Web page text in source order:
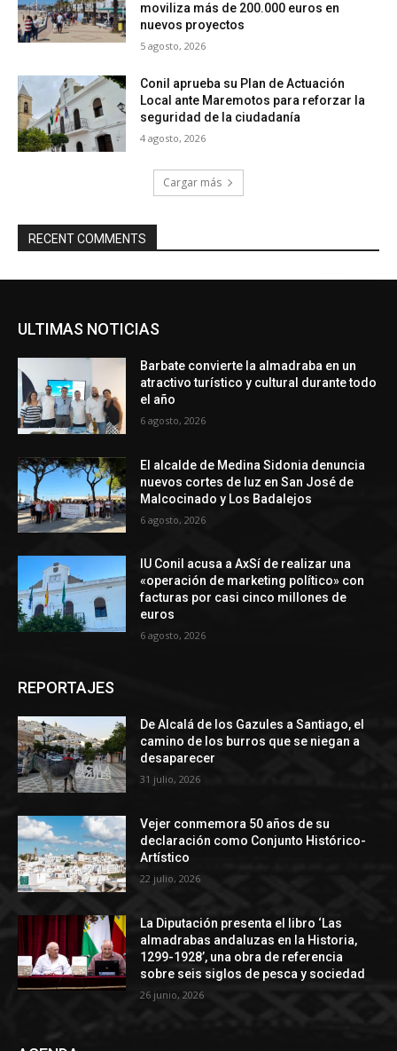
moviliza más de 200.000 euros en
nuevos proyectos
5 agosto, 2026
Conil aprueba su Plan de Actuación
Local ante Maremotos para reforzar la
seguridad de la ciudadanía
4 agosto, 2026
Cargar más
RECENT COMMENTS
ULTIMAS NOTICIAS
Barbate convierte la almadraba en un
atractivo turístico y cultural durante todo
el año
6 agosto, 2026
El alcalde de Medina Sidonia denuncia
nuevos cortes de luz en San José de
Malcocinado y Los Badalejos
6 agosto, 2026
IU Conil acusa a AxSí de realizar una
«operación de marketing político» con
facturas por casi cinco millones de
euros
6 agosto, 2026
REPORTAJES
De Alcalá de los Gazules a Santiago, el
camino de los burros que se niegan a
desaparecer
31 julio, 2026
Vejer conmemora 50 años de su
declaración como Conjunto Histórico-
Artístico
22 julio, 2026
La Diputación presenta el libro ‘Las
almadrabas andaluzas en la Historia,
1299-1928’, una obra de referencia
sobre seis siglos de pesca y sociedad
26 junio, 2026